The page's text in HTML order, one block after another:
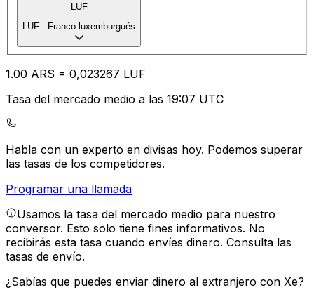
LUF
LUF - Franco luxemburgués
1.00 ARS = 0,023267 LUF
Tasa del mercado medio a las 19:07 UTC
Habla con un experto en divisas hoy. Podemos superar
las tasas de los competidores.
Programar una llamada
Usamos la tasa del mercado medio para nuestro
conversor. Esto solo tiene fines informativos. No
recibirás esta tasa cuando envíes dinero. Consulta las
tasas de envío.
¿Sabías que puedes enviar dinero al extranjero con Xe?